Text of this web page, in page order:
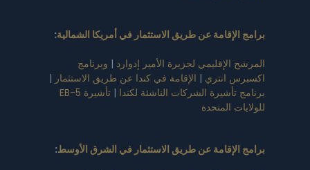
برامج الإقامة عن طريق الاستثمار في أمريكا الشمالية:
المرشح الإقليمي لجزيرة الأمير إدوارد | وبرنامج
اكسبرس انتري | الإقامة في كندا عن طريق الاستثمار |
برنامج تأشيرة الشركات الناشئة لكندا |
تأشيرة EB-5
للولايات المتحدة
برامج الإقامة عن طريق الاستثمار في الشرق الأوسط: